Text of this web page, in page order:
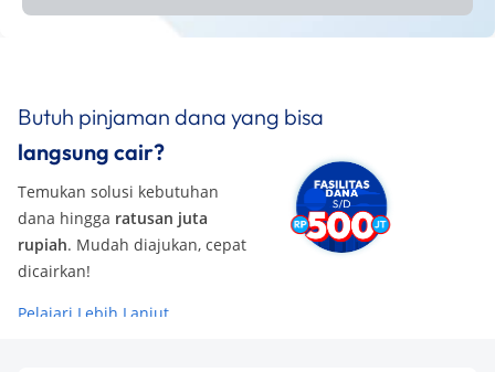
Butuh pinjaman dana yang bisa
langsung cair?
Temukan solusi kebutuhan
dana hingga ratusan juta
rupiah. Mudah diajukan, cepat
dicairkan!
Pelajari Lebih Lanjut